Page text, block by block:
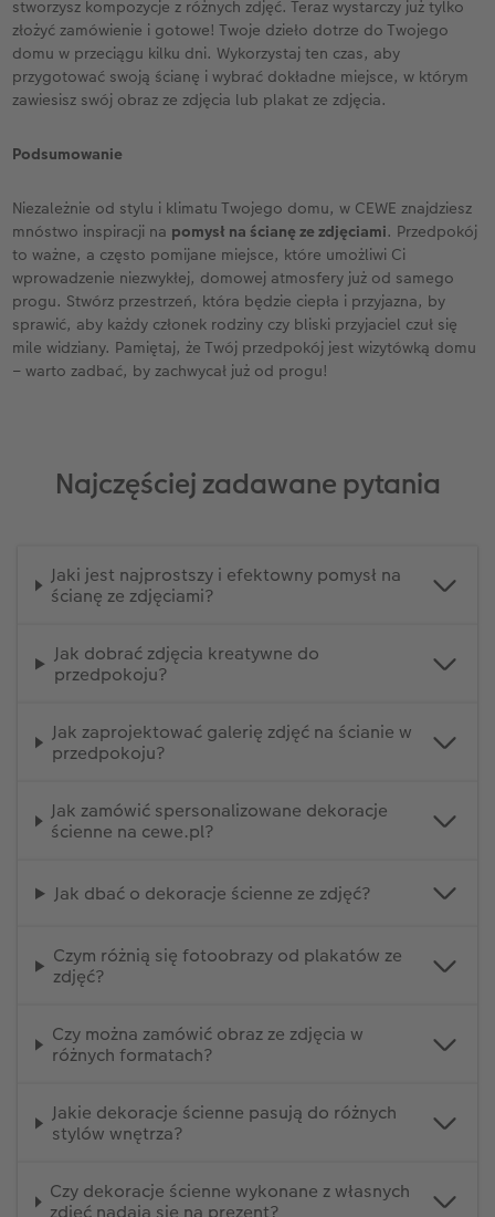
stworzysz kompozycje z różnych zdjęć. Teraz wystarczy już tylko
złożyć zamówienie i gotowe! Twoje dzieło dotrze do Twojego
domu w przeciągu kilku dni. Wykorzystaj ten czas, aby
przygotować swoją ścianę i wybrać dokładne miejsce, w którym
zawiesisz swój obraz ze zdjęcia lub plakat ze zdjęcia.
Podsumowanie
Niezależnie od stylu i klimatu Twojego domu, w CEWE znajdziesz
mnóstwo inspiracji na pomysł na ścianę ze zdjęciami. Przedpokój
to ważne, a często pomijane miejsce, które umożliwi Ci
wprowadzenie niezwykłej, domowej atmosfery już od samego
progu. Stwórz przestrzeń, która będzie ciepła i przyjazna, by
sprawić, aby każdy członek rodziny czy bliski przyjaciel czuł się
mile widziany. Pamiętaj, że Twój przedpokój jest wizytówką domu
– warto zadbać, by zachwycał już od progu!
Najczęściej zadawane pytania
Jaki jest najprostszy i efektowny pomysł na
ścianę ze zdjęciami?
Jak dobrać zdjęcia kreatywne do
przedpokoju?
Jak zaprojektować galerię zdjęć na ścianie w
przedpokoju?
Jak zamówić spersonalizowane dekoracje
ścienne na cewe.pl?
Jak dbać o dekoracje ścienne ze zdjęć?
Czym różnią się fotoobrazy od plakatów ze
zdjęć?
Czy można zamówić obraz ze zdjęcia w
różnych formatach?
Jakie dekoracje ścienne pasują do różnych
stylów wnętrza?
Czy dekoracje ścienne wykonane z własnych